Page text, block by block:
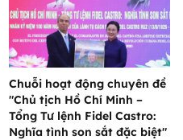
Chuỗi hoạt động chuyên đề
"Chủ tịch Hồ Chí Minh –
Tổng Tư lệnh Fidel Castro:
Nghĩa tình son sắt đặc biệt"